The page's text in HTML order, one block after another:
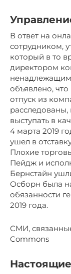
В ответ на
сотрудником,
который в то
директором
ненадлежащим
объявлено,
отпуск из
выступать в
4 марта 2019
ушел в
Плохие
Пейдж и
Бернстайн
Осборн была
обязанности
2019 года.
СМИ,
Commons